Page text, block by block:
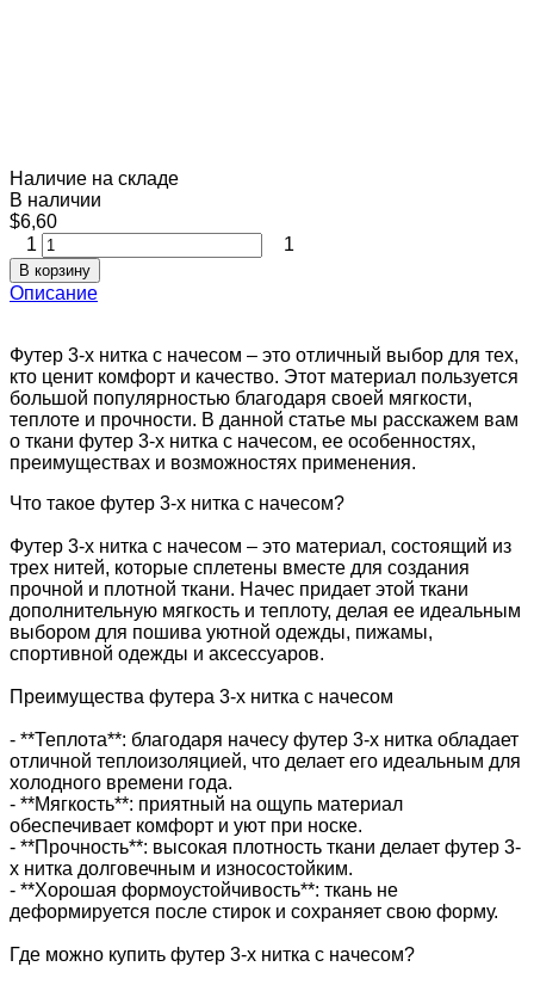
Наличие на складе
В наличии
$6,60
1
1
В корзину
Описание
Футер 3-х нитка с начесом – это отличный выбор для тех,
кто ценит комфорт и качество. Этот материал пользуется
большой популярностью благодаря своей мягкости,
теплоте и прочности. В данной статье мы расскажем вам
о ткани футер 3-х нитка с начесом, ее особенностях,
преимуществах и возможностях применения.
Что такое футер 3-х нитка с начесом?
Футер 3-х нитка с начесом – это материал, состоящий из
трех нитей, которые сплетены вместе для создания
прочной и плотной ткани. Начес придает этой ткани
дополнительную мягкость и теплоту, делая ее идеальным
выбором для пошива уютной одежды, пижамы,
спортивной одежды и аксессуаров.
Преимущества футера 3-х нитка с начесом
- **Теплота**: благодаря начесу футер 3-х нитка обладает
отличной теплоизоляцией, что делает его идеальным для
холодного времени года.
- **Мягкость**: приятный на ощупь материал
обеспечивает комфорт и уют при носке.
- **Прочность**: высокая плотность ткани делает футер 3-
х нитка долговечным и износостойким.
- **Хорошая формоустойчивость**: ткань не
деформируется после стирок и сохраняет свою форму.
Где можно купить футер 3-х нитка с начесом?